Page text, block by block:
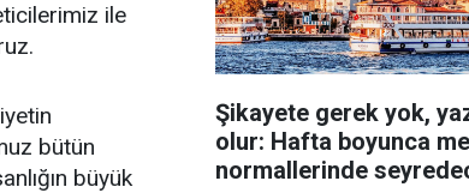
ile
bütün
büyük
Şikayete gerek yok,
olur: Hafta boyunca
normallerinde